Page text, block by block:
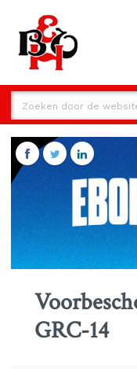
GRC-14